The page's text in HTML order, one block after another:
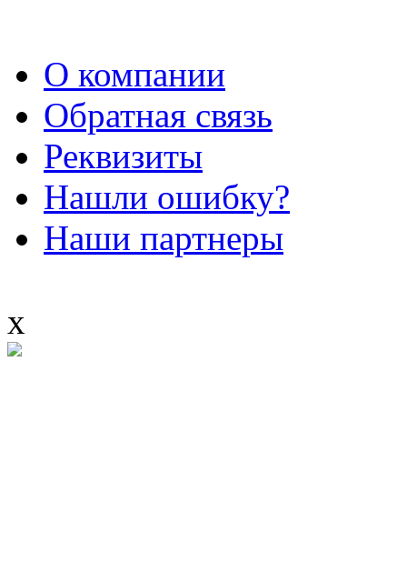
О компании
Обратная связь
Реквизиты
Нашли ошибку?
Наши партнеры
x